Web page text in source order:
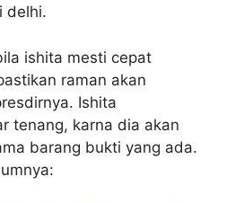
delhi.
ishita mesti cepat
raman akan
Ishita
tenang, karna dia akan
barang bukti yang ada.